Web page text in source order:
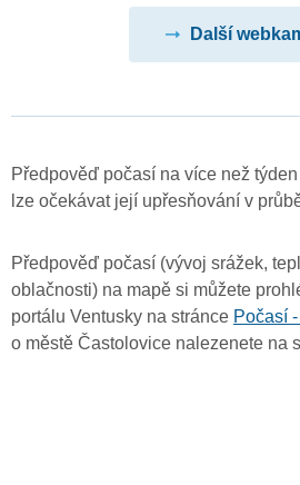
Další
Předpověď počasí na více než
lze očekávat její upřesňování v
Předpověď počasí (vývoj srážek,
oblačnosti) na mapě si můžete
portálu Ventusky na stránce Počasí
o městě Častolovice nalezenete na